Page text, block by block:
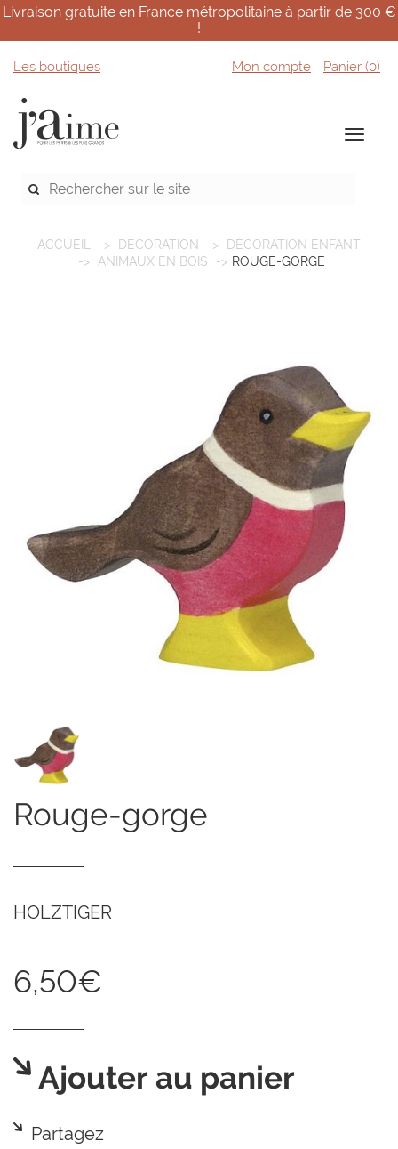
Livraison gratuite en France métropolitaine à partir de 300 €
!
Les boutiques Mon compte Panier (0)
ACCUEIL DÉCORATION
DÉCORATION ENFANT
ANIMAUX EN BOIS
ROUGE-GORGE
rouge-gorge
HOLZTIGER
6,50€
Ajouter au panier
Partagez